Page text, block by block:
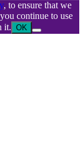
, to ensure that we
continue to use
it. OK